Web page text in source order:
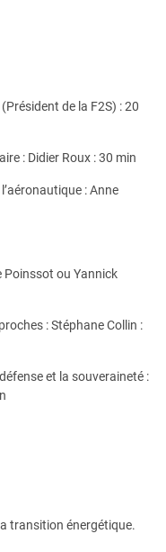
de la F2S) : 20
: Didier Roux : 30 min
: Anne
Poinssot ou Yannick
: Stéphane Collin :
et la souveraineté :
transition énergétique.